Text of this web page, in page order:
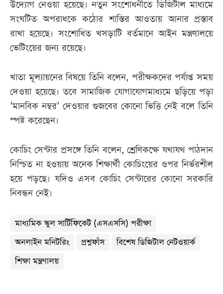
উদ্যোগ নেওয়া হয়েছে। নতুন সংশোধনীতে ডিজিটাল মাধ্যমে
সংঘটিত অপরাধকে কঠোর শাস্তির আওতায় আনার প্রস্তাব
রাখা হয়েছে। সংশোধিত খসড়াটি বর্তমানে আইন মন্ত্রণালয়ে
ভেটিংয়ের জন্য রয়েছে।
খাতা মূল্যায়নের বিষয়ে তিনি বলেন, পরীক্ষকদের পর্যাপ্ত সময়
দেওয়া হয়েছে। তবে সামাজিক যোগাযোগমাধ্যমে ছড়িয়ে পড়া
‘মানবিক নম্বর’ দেওয়ার গুজবের কোনো ভিত্তি নেই বলে তিনি
স্পষ্ট করেছেন।
কোচিং সেন্টার প্রসঙ্গে তিনি বলেন, শ্রেণিকক্ষে যথাযথ পাঠদান
নিশ্চিত না হওয়ায় অনেক শিক্ষার্থী কোচিংয়ের ওপর নির্ভরশীল
হয়ে পড়ছে। যদিও এসব কোচিং সেন্টারের কোনো সরকারি
নিবন্ধন নেই।
মাধ্যমিক স্কুল সার্টিফিকেট (এসএসসি) পরীক্ষা
অনলাইন মনিটরিং
প্রশ্নফাঁস
বিশেষ ডিজিটাল নেটওয়ার্ক
শিক্ষা মন্ত্রণালয়